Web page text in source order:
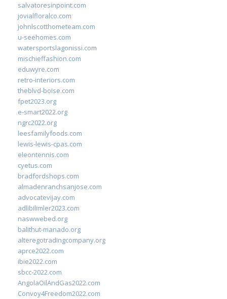
salvatoresinpoint.com
jovialfloralco.com
johnlscotthometeam.com
u-seehomes.com
watersportslagonissi.com
mischieffashion.com
eduwyre.com
retro-interiors.com
theblvd-boise.com
fpet2023.org
e-smart2022.org
ngrc2022.org
leesfamilyfoods.com
lewis-lewis-cpas.com
eleontennis.com
cyetus.com
bradfordshops.com
almadenranchsanjose.com
advocatevijay.com
adlibilimler2023.com
naswwebed.org
balithut-manado.org
alteregotradingcompany.org
aprce2022.com
ibie2022.com
sbcc-2022.com
AngolaOilAndGas2022.com
Convoy4Freedom2022.com